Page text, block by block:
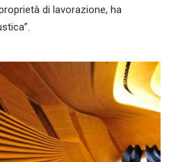
di lavorazione, ha